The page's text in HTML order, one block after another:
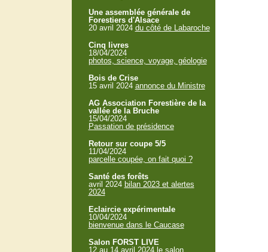
Une assemblée générale de
Forestiers d'Alsace
20 avril 2024 du côté de Labaroche
Cinq livres
18/04/2024
photos, science, voyage, géologie
Bois de Crise
15 avril 2024 annonce du Ministre
AG Association Forestière de la
vallée de la Bruche
15/04/2024
Passation de présidence
Retour sur coupe 5/5
11/04/2024
parcelle coupée, on fait quoi ?
Santé des forêts
avril 2024 bilan 2023 et alertes
2024
Eclaircie expérimentale
10/04/2024
bienvenue dans le Caucase
Salon FORST LIVE
12 au 14 avril 2024 le salon